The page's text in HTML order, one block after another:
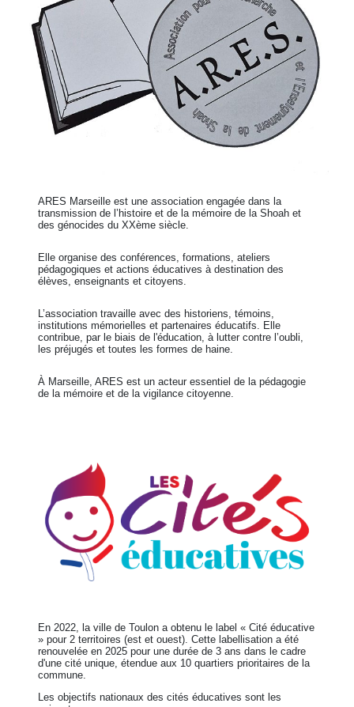
ARES Marseille est une association engagée dans la
transmission de l’histoire et de la mémoire de la Shoah et
des génocides du XXème siècle.
Elle organise des conférences, formations, ateliers
pédagogiques et actions éducatives à destination des
élèves, enseignants et citoyens.
L’association travaille avec des historiens, témoins,
institutions mémorielles et partenaires éducatifs. Elle
contribue, par le biais de l'éducation, à lutter contre l’oubli,
les préjugés et toutes les formes de haine.
À Marseille, ARES est un acteur essentiel de la pédagogie
de la mémoire et de la vigilance citoyenne.
En 2022, la ville de Toulon a obtenu le label « Cité éducative
» pour 2 territoires (est et ouest). Cette labellisation a été
renouvelée en 2025 pour une durée de 3 ans dans le cadre
d'une cité unique, étendue aux 10 quartiers prioritaires de la
commune.
Les objectifs nationaux des cités éducatives sont les